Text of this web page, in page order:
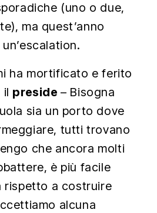
(uno o due,
ma quest’anno
ha mortificato e ferito
il preside– Bisogna
sia un porto dove
tutti trovano
che ancora molti
è più facile
rispetto a costruire
alcuna